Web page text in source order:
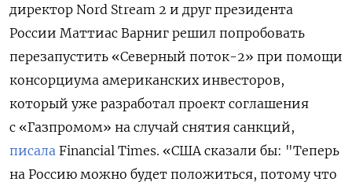
директор Nord Stream 2 и друг президента
России Маттиас Варниг решил попробовать
перезапустить «Северный поток-2» при помощи
консорциума американских инвесторов,
который уже разработал проект соглашения
с «Газпромом» на случай снятия санкций,
писала Financial Times. «США сказали бы: "Теперь
на Россию можно будет положиться, потому что